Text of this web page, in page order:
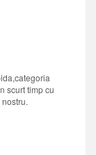
scurt timp cu